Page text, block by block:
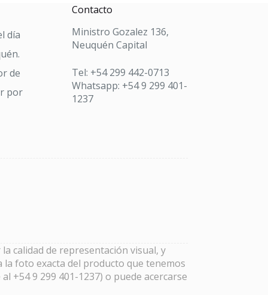
día
de
por
Contacto
Ministro Gozalez 136,
Neuquén Capital
Tel: +54 299 442-0713
Whatsapp: +54 9 299 401-
1237
calidad de representación visual, y
la foto exacta del producto que tenemos
+54 9 299 401-1237) o puede acercarse